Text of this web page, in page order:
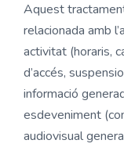
Aquest
relacionada amb
activitat (horaris,
d’accés,
informació
esdeveniment
audiovisual